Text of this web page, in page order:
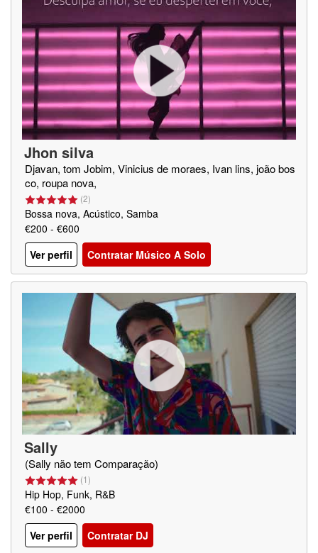
Jhon silva
Djavan, tom Jobim, Vinicius de moraes, Ivan lins, joão bos
co, roupa nova,
(2)
Bossa nova, Acústico, Samba
€200 - €600
Ver perfil
Contratar Músico A Solo
Sally
(Sally não tem Comparação)
(1)
Hip Hop, Funk, R&B
€100 - €2000
Ver perfil
Contratar DJ